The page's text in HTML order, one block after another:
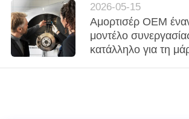
2026-05-15
Αμορτισέρ OEM
μοντέλο
κατάλληλο για τη